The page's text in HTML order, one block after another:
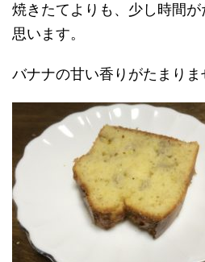
焼きたてよりも、少し時間
思います。
バナナの甘い香りがたまりま